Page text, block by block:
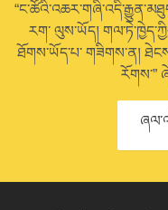
རག་ ལུས་ཡོད།
ཐོགས་ཡོད་པ་ གཟིགས་ན།
རོགས་”